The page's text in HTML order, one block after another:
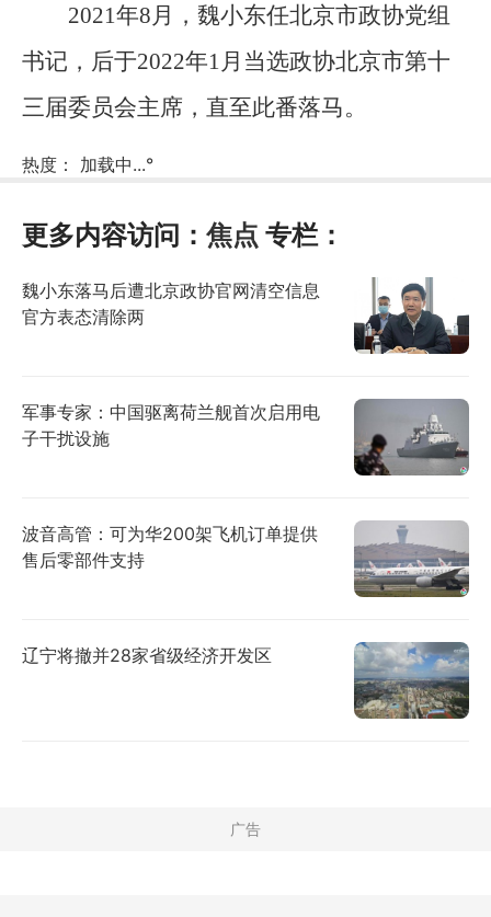
2021年8月，魏小东任北京市政协党组
书记，后于2022年1月当选政协北京市第十
三届委员会主席，直至此番落马。
热度： 加载中...°
更多内容访问： 焦点 专栏：
魏小东落马后遭北京政协官网清空信息
官方表态清除两
军事专家：中国驱离荷兰舰首次启用电
子干扰设施
波音高管：可为华200架飞机订单提供
售后零部件支持
辽宁将撤并28家省级经济开发区